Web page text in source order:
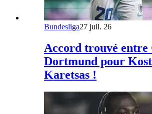
Bundesliga27 juil. 26
Accord trouvé entre
Dortmund pour
Karetsas !